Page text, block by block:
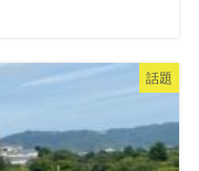
話題